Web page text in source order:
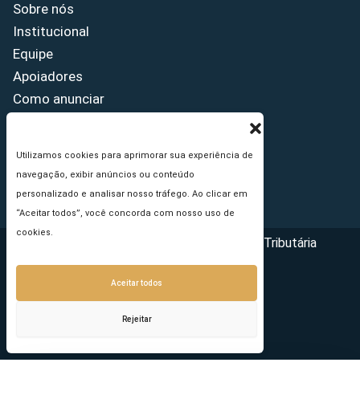
Utilizamos cookies para aprimorar sua experiência de
navegação, exibir anúncios ou conteúdo
personalizado e analisar nosso tráfego. Ao clicar em
“Aceitar todos”, você concorda com nosso uso de
cookies.
Aceitar todos
Rejeitar
Sobre nós
Institucional
Equipe
Apoiadores
Como anunciar
Princípios Editoriais
Copyright © 2026 - Portal da Reforma Tributária